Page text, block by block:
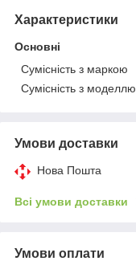
Характеристики
Основні
Сумісність з маркою
Сумісність з моделлю
Умови доставки
Нова Пошта
Всі умови доставки
Умови оплати